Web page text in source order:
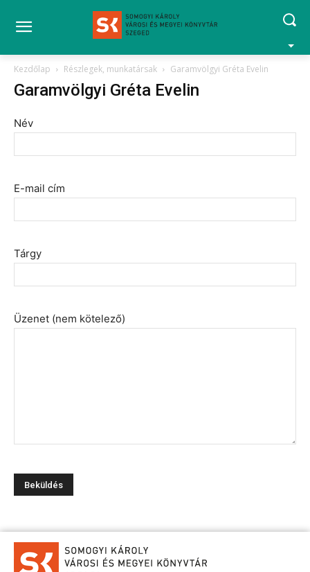
Kezdőlap Részlegek, munkatársak Garamvölgyi Gréta Evelin
Garamvölgyi Gréta Evelin
Név
E-mail cím
Tárgy
Üzenet (nem kötelező)